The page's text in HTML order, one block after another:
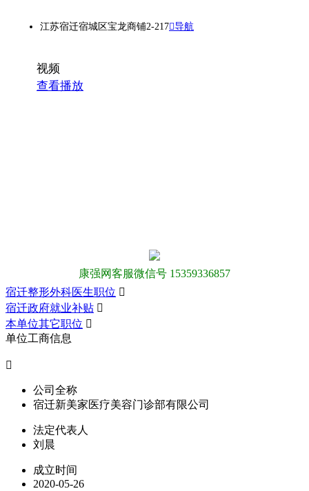
江苏宿迁宿城区宝龙商铺2-217导航
视频
查看播放
康强网客服微信号 15359336857
宿迁整形外科医生职位 
宿迁政府就业补贴 
本单位其它职位 
单位工商信息

公司全称
宿迁新美家医疗美容门诊部有限公司
法定代表人
刘晨
成立时间
2020-05-26